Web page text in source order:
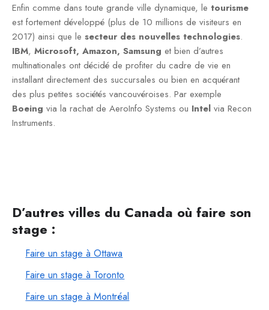
Enfin comme dans toute grande ville dynamique, le tourisme
est fortement développé (plus de 10 millions de visiteurs en
2017) ainsi que le secteur des nouvelles technologies.
IBM, Microsoft, Amazon, Samsung et bien d’autres
multinationales ont décidé de profiter du cadre de vie en
installant directement des succursales ou bien en acquérant
des plus petites sociétés vancouvéroises. Par exemple
Boeing via la rachat de AeroInfo Systems ou Intel via Recon
Instruments.
D’autres villes du Canada où faire son
stage :
Faire un stage à Ottawa
Faire un stage à Toronto
Faire un stage à Montréal